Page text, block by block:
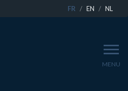
FR EN NL
MENU